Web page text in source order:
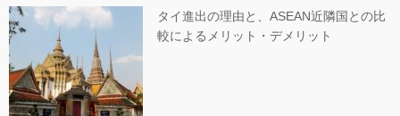
タイ進出の理由と、ASEAN近隣国との比
較によるメリット・デメリット